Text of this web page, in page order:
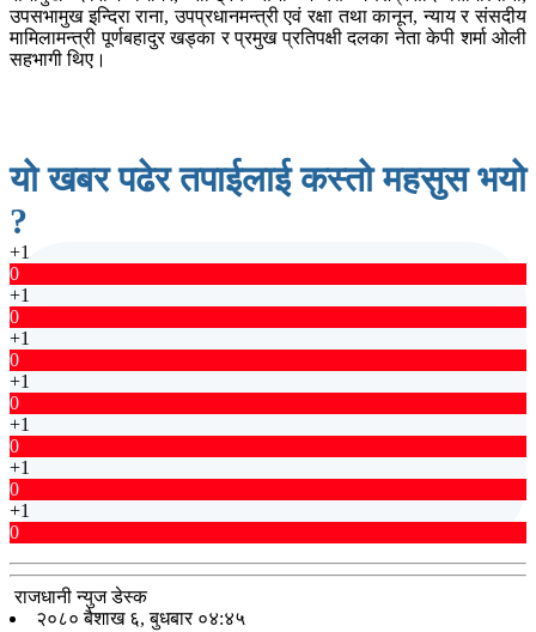
उपसभामुख इन्दिरा राना, उपप्रधानमन्त्री एवं रक्षा तथा कानून, न्याय र संसदीय
मामिलामन्त्री पूर्णबहादुर खड्का र प्रमुख प्रतिपक्षी दलका नेता केपी शर्मा ओली
सहभागी थिए।
यो खबर पढेर तपाईलाई कस्तो महसुस भयो
?
+1
0
+1
0
+1
0
+1
0
+1
0
+1
0
+1
0
राजधानी न्युज डेस्क
२०८० बैशाख ६, बुधबार ०४:४५